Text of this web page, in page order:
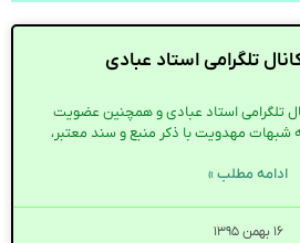
تلگرامی استاد عبادی
تلگرامی استاد عبادی و همچنین عضویت
شبهات مهدویت با ذکر منبع و سند معتبر،
ادامه مطلب »
۱۶ بهمن ۱۳۹۵